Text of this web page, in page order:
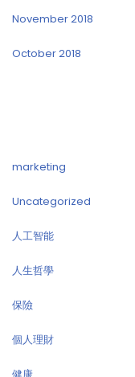
November 2018
October 2018
marketing
Uncategorized
人工智能
人生哲學
保險
個人理財
健康